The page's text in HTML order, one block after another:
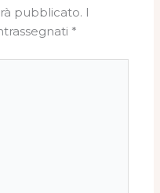
pubblicato. I
*